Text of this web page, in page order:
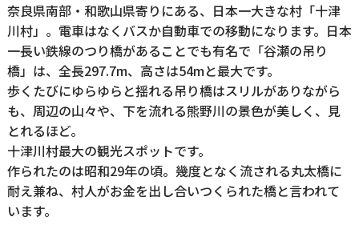
奈良県南部・和歌山県寄りにある、日本一大きな村「十津
川村」。電車はなくバスか自動車での移動になります。日本
一長い鉄線のつり橋があることでも有名で「谷瀬の吊り
橋」は、全長297.7m、高さは54mと最大です。
歩くたびにゆらゆらと揺れる吊り橋はスリルがありながら
も、周辺の山々や、下を流れる熊野川の景色が美しく、見
とれるほど。
十津川村最大の観光スポットです。
作られたのは昭和29年の頃。幾度となく流される丸太橋に
耐え兼ね、村人がお金を出し合いつくられた橋と言われて
います。